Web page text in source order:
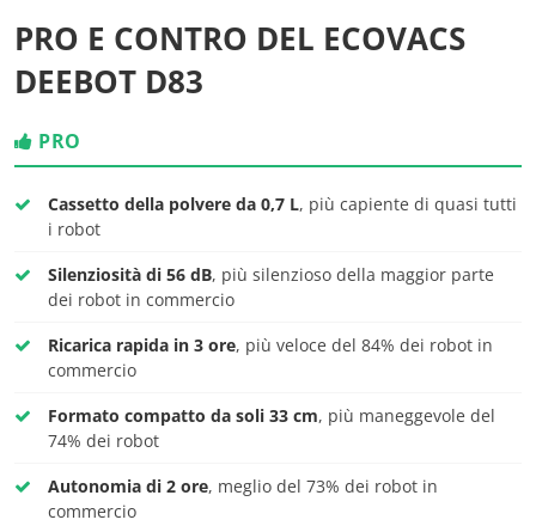
PRO E CONTRO DEL ECOVACS
DEEBOT D83
PRO
Cassetto della polvere da 0,7 L, più capiente di quasi tutti
i robot
Silenziosità di 56 dB, più silenzioso della maggior parte
dei robot in commercio
Ricarica rapida in 3 ore, più veloce del 84% dei robot in
commercio
Formato compatto da soli 33 cm, più maneggevole del
74% dei robot
Autonomia di 2 ore, meglio del 73% dei robot in
commercio